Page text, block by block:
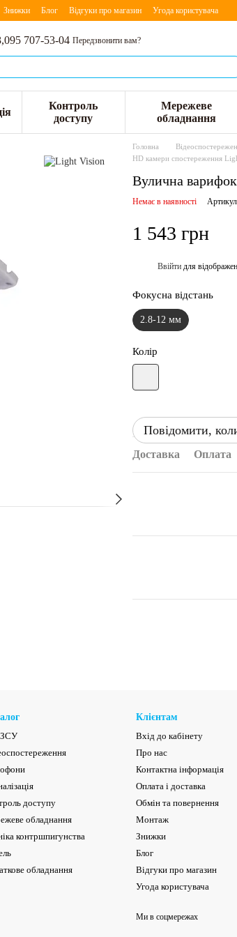
Знижки Блог Відгуки про магазин Угода користувача
095 707-53-04 Передзвонити вам?
Контроль
доступу
Мережеве
обладнання
Головна
HD камери спостереження
Вулична
Немає в наявності
1 543 грн
Ввійти для
Фокусна відстань
2.8-12 мм
Колір
Повідомити,
Доставка Оплата
доступу
обладнання
контршпигунства
обладнання
Клієнтам
Вхід до кабінету
Про нас
Контактна інформація
Оплата і доставка
Обмін та повернення
Монтаж
Знижки
Блог
Відгуки про магазин
Угода користувача
Ми в соцмережах